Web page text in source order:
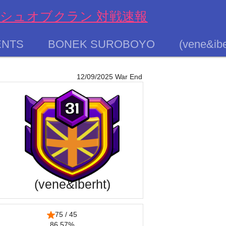
ュオブクラン 対戦速報
BONEK SUROBOYO
12/09/2025 War End
(vene&iberht)
75 / 45